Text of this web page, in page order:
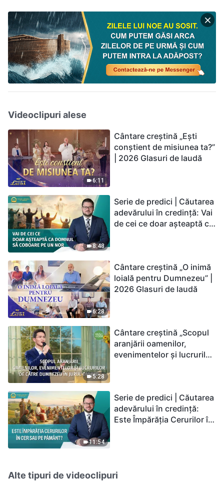
Videoclipuri alese
6:11
Cântare creștină „Ești
conștient de misiunea ta?”
| 2026 Glasuri de laudă
8:48
Serie de predici | Căutarea
adevărului în credință: Vai
de cei ce doar așteaptă ca
6:28
Cântare creștină „O inimă
loială pentru Dumnezeu” |
2026 Glasuri de laudă
5:28
Cântare creștină „Scopul
aranjării oamenilor,
evenimentelor și lucrurilor
11:54
Serie de predici | Căutarea
adevărului în credință:
Este Împărăția Cerurilor în
Alte tipuri de videoclipuri